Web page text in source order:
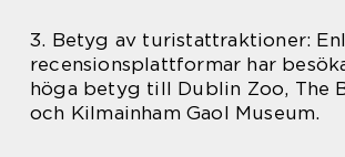
3. Betyg av turistattraktioner:
recensionsplattformar har
höga betyg till Dublin Zoo, The
och Kilmainham Gaol Museum.